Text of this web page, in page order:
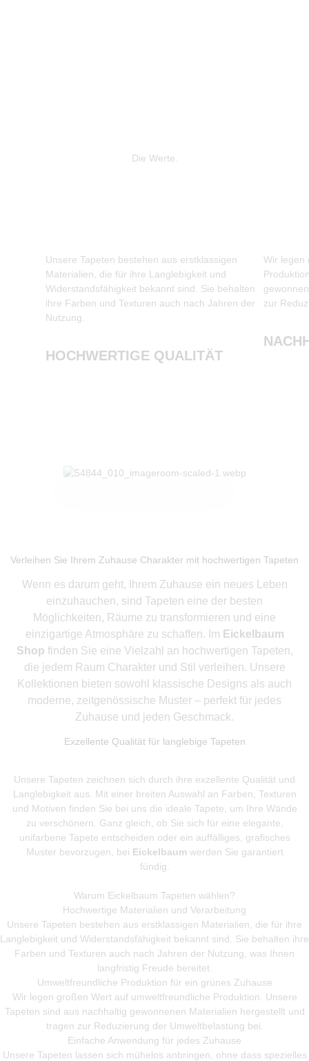
Die Werte.
Unsere Tapeten bestehen aus erstklassigen
Materialien, die für ihre Langlebigkeit und
Widerstandsfähigkeit bekannt sind. Sie behalten
ihre Farben und Texturen auch nach Jahren der
Nutzung.
HOCHWERTIGE QUALITÄT
Wir legen
zur
Verleihen Sie Ihrem Zuhause Charakter mit hochwertigen Tapeten
Wenn es darum geht, Ihrem Zuhause ein neues Leben
einzuhauchen, sind Tapeten eine der besten
Möglichkeiten, Räume zu transformieren und eine
einzigartige Atmosphäre zu schaffen. Im Eickelbaum
Shop finden Sie eine Vielzahl an hochwertigen Tapeten,
die jedem Raum Charakter und Stil verleihen. Unsere
Kollektionen bieten sowohl klassische Designs als auch
moderne, zeitgenössische Muster – perfekt für jedes
Zuhause und jeden Geschmack.
Exzellente Qualität für langlebige Tapeten
Unsere Tapeten zeichnen sich durch ihre exzellente Qualität und
Langlebigkeit aus. Mit einer breiten Auswahl an Farben, Texturen
und Motiven finden Sie bei uns die ideale Tapete, um Ihre Wände
zu verschönern. Ganz gleich, ob Sie sich für eine elegante,
unifarbene Tapete entscheiden oder ein auffälliges, grafisches
Muster bevorzugen, bei Eickelbaum werden Sie garantiert
fündig.
Warum Eickelbaum Tapeten wählen?
Hochwertige Materialien und Verarbeitung
Unsere Tapeten bestehen aus erstklassigen Materialien, die für ihre
Langlebigkeit und Widerstandsfähigkeit bekannt sind. Sie behalten ihre
Farben und Texturen auch nach Jahren der Nutzung, was Ihnen
langfristig Freude bereitet.
Umweltfreundliche Produktion für ein grünes Zuhause
Wir legen großen Wert auf umweltfreundliche Produktion. Unsere
Tapeten sind aus nachhaltig gewonnenen Materialien hergestellt und
tragen zur Reduzierung der Umweltbelastung bei.
Einfache Anwendung für jedes Zuhause
Unsere Tapeten lassen sich mühelos anbringen, ohne dass spezielles